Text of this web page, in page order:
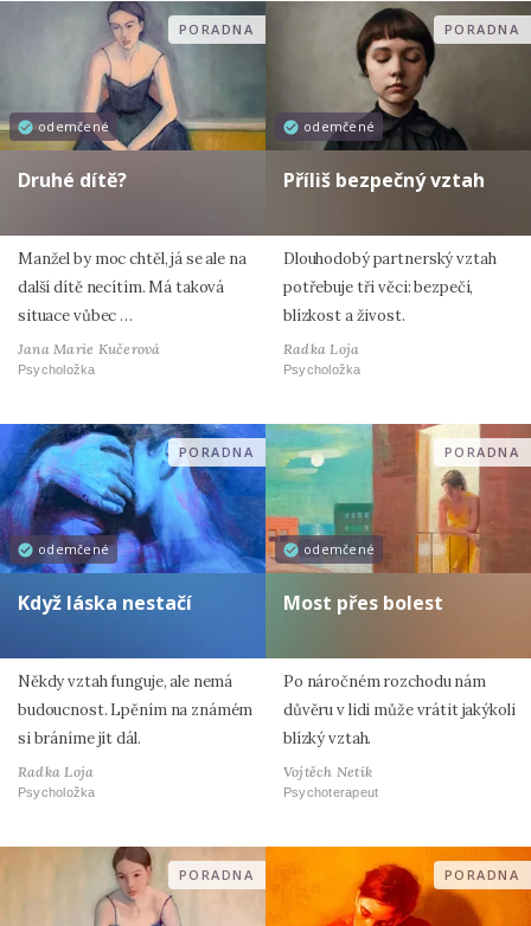
odemčené
PORADNA
Druhé dítě?
Manžel by moc chtěl, já se ale na
další dítě necítím. Má taková
situace vůbec …
Jana Marie Kučerová
Psycholožka
odemčené
PORADNA
Příliš bezpečný vztah
Dlouhodobý partnerský vztah
potřebuje tři věci: bezpečí,
blízkost a živost.
Radka Loja
Psycholožka
odemčené
PORADNA
Když láska nestačí
Někdy vztah funguje, ale nemá
budoucnost. Lpěním na známém
si bráníme jít dál.
Radka Loja
Psycholožka
odemčené
PORADNA
Most přes bolest
Po náročném rozchodu nám
důvěru v lidi může vrátit jakýkoli
blízký vztah.
Vojtěch Netík
Psychoterapeut
PORADNA PORADNA